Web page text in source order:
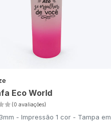
Eco World
(0 avaliações)
- Impressão 1 cor - Tampa em